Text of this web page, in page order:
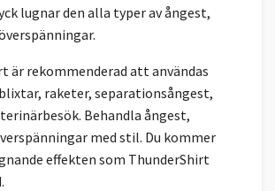
lugnar den alla typer av ångest,
är rekommenderad att användas
raketer, separationsångest,
Behandla ångest,
med stil. Du kommer
effekten som ThunderShirt